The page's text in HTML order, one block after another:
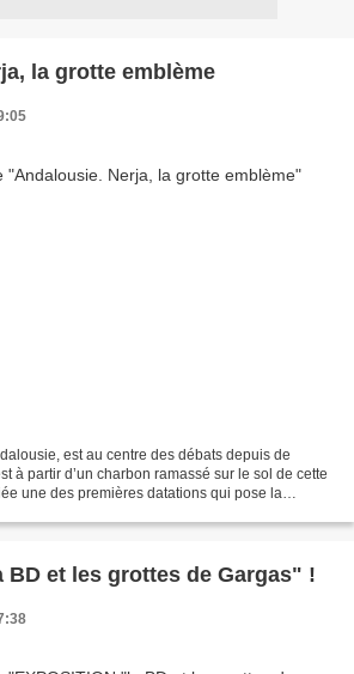
la grotte emblème
est au centre des débats depuis de
à partir d’un charbon ramassé sur le sol de cette
une des premières datations qui pose la
BD et les grottes de Gargas" !